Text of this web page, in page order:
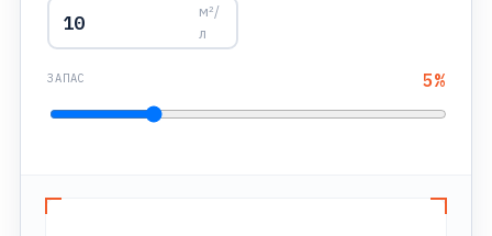
м²/
л
ЗАПАС 5%